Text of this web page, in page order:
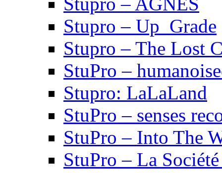
Stupro – Up_Grade
Stupro – The Lost
StuPro –
Stupro: LaLaLand
StuPro – senses
StuPro – Into The
StuPro – La